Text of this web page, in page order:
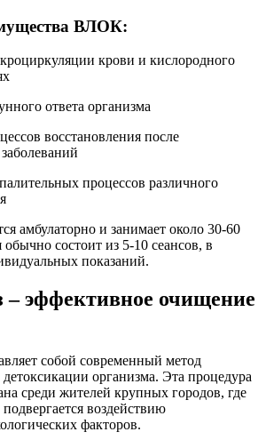
ВЛОК:
крови и кислородного
ответа организма
восстановления после
процессов различного
амбулаторно и занимает около 30-60
состоит из 5-10 сеансов, в
показаний.
– эффективное очищение
собой современный метод
детоксикации организма. Эта процедура
среди жителей крупных городов, где
воздействию
факторов.